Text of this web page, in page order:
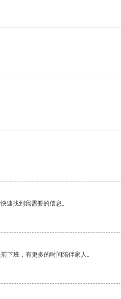
速找到我需要的信息。
下班，有更多的时间陪伴家人。